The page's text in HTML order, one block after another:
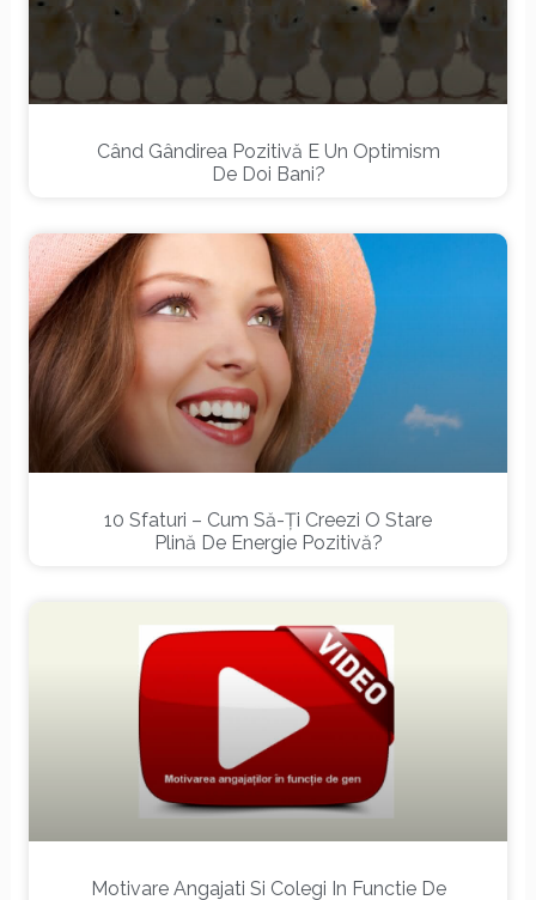
Când Gândirea Pozitivă E Un Optimism
De Doi Bani?
10 Sfaturi – Cum Să-Ți Creezi O Stare
Plină De Energie Pozitivă?
Motivare Angajati Si Colegi In Functie De